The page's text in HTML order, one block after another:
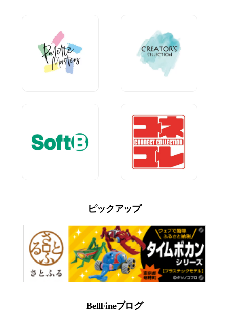
ピックアップ
BellFineブログ